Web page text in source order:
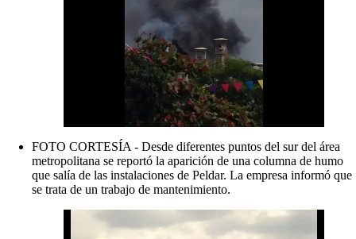
FOTO CORTESÍA - Desde diferentes puntos del sur del área
metropolitana se reportó la aparición de una columna de humo
que salía de las instalaciones de Peldar. La empresa informó que
se trata de un trabajo de mantenimiento.